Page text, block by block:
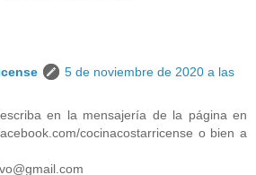
5 de noviembre de 2020 a las
en la mensajería de la página en
cocinacostarricense o bien a